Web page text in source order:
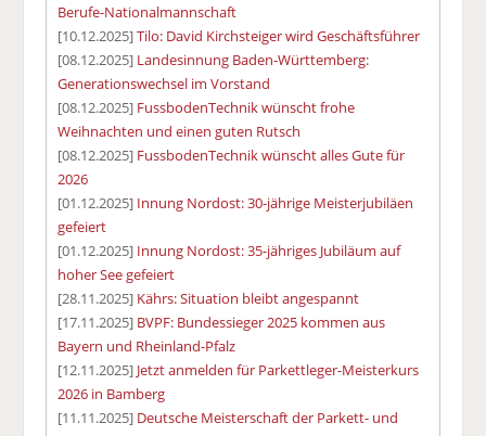
Berufe-Nationalmannschaft
[10.12.2025]Tilo: David Kirchsteiger wird Geschäftsführer
[08.12.2025] Landesinnung Baden-Württemberg:
Generationswechsel im Vorstand
[08.12.2025] FussbodenTechnik wünscht frohe
Weihnachten und einen guten Rutsch
[08.12.2025] FussbodenTechnik wünscht alles Gute für
2026
[01.12.2025] Innung Nordost: 30-jährige Meisterjubiläen
gefeiert
[01.12.2025] Innung Nordost: 35-jähriges Jubiläum auf
hoher See gefeiert
[28.11.2025] Kährs: Situation bleibt angespannt
[17.11.2025] BVPF: Bundessieger 2025 kommen aus
Bayern und Rheinland-Pfalz
[12.11.2025] Jetzt anmelden für Parkettleger-Meisterkurs
2026 in Bamberg
[11.11.2025] Deutsche Meisterschaft der Parkett- und